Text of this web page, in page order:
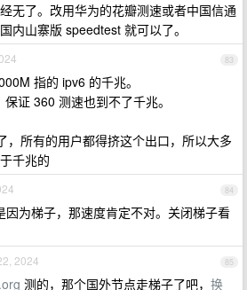
无了。改用华为的花瓣测速或者中国信通
内山寨版 speedtest 就可以了。
83
指的 ipv6 的千兆。
证 360 测速也到不了千兆。
，所有的用户都得挤这个出口，所以大多
千兆的
84
因为梯子，那速度肯定不对。关闭梯子看
85
2024
测的，那个国外节点走梯子了吧， 换